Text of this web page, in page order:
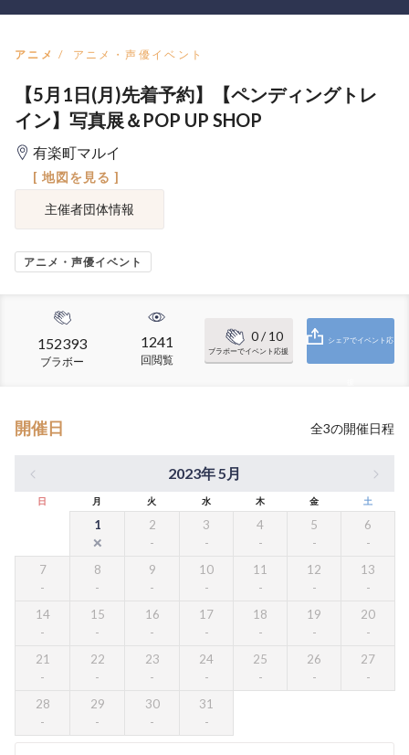
アニメ アニメ・声優イベント
【5月1日(月)先着予約】【ペンディングトレ
イン】写真展＆POP UP SHOP
有楽町マルイ
[ 地図を見る ]
主催者団体情報
アニメ・声優イベント
152393
ブラボー
1241
回閲覧
0/ 10
ブラボーでイベント応援
シェアでイベント応
開催日 全3の開催日程
2023年 5月
日 月 火 水 木 金 土
1 2 3 4 5 6
7 8 9 10 11 12 13
14 15 16 17 18 19 20
21 22 23 24 25 26 27
28 29 30 31